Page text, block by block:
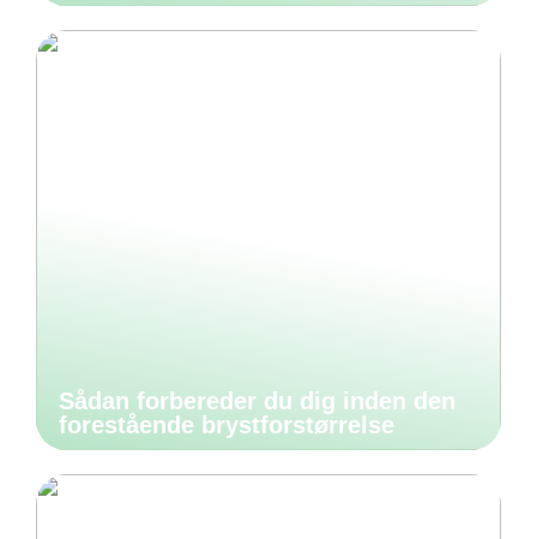
Sådan forbereder du dig inden den
forestående brystforstørrelse